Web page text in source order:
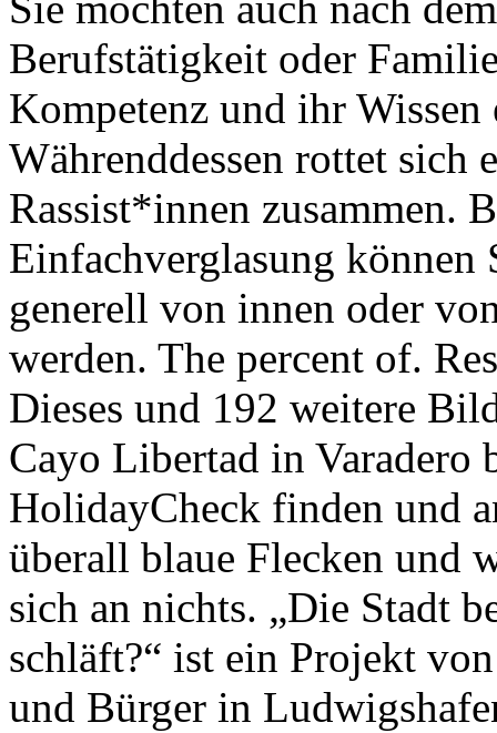
Berufstätigkeit oder
Kompetenz und ihr Wissen
Währenddessen rottet sich
Rassist*innen zusammen.
Einfachverglasung können
generell von innen oder
werden. The percent of.
Dieses und 192 weitere
Cayo Libertad in Varadero
HolidayCheck finden und
überall blaue Flecken und
sich an nichts. „Die Stadt
schläft?“ ist ein Projekt
und Bürger in